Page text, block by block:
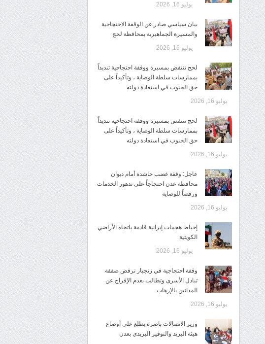
يوليو 16, 2026
بيان سياسي صادر عن الوقفة الاحتجاجية
والمسيرة الجماهيرية بمحافظة لحج
يوليو 16, 2026
لحج تنتفض بمسيرة ووقفة احتجاجية تنديداً
بممارسات سلطة الوصاية ، وتأكيداً على
حق الجنوب في استعادة دولته
يوليو 16, 2026
لحج تنتفض بمسيرة ووقفة احتجاجية تنديداً
بممارسات سلطة الوصاية ، وتأكيداً على
حق الجنوب في استعادة دولته
يوليو 16, 2026
عاجل: وقفة غضب حاشدة أمام ديوان
محافظة عدن احتجاجاً على تدهور الخدمات
ورفضاً للوصاية
يوليو 16, 2026
إحباط هجمات إيرانية قادمة باتجاه الأراضي
الكويتية
يوليو 16, 2026
وقفة احتجاجية في زنجبار ترفض صفقة
تبادل الأسرى وتطالب بعدم الإفراج عن
المدانين بالإرهاب
يوليو 16, 2026
وزير الاتصالات باصرة يطلع على أوضاع
هيئة البريد والتوفير البريدي بعدن